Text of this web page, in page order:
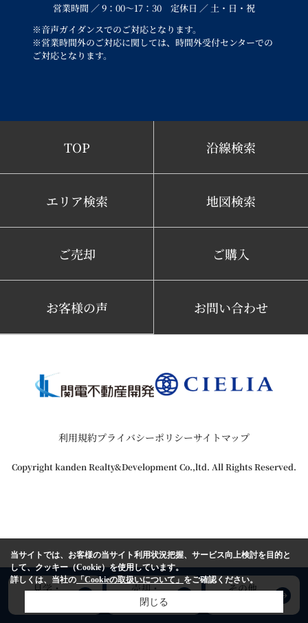
営業時間 ／ 9：00～17：30 定休日 ／ 土・日・祝
※音声ガイダンスでのご対応となります。
※営業時間外のご対応に関しては、時間外受付センターでの
ご対応となります。
TOP 沿線検索
エリア検索 地図検索
ご売却 ご購入
お客様の声 お問い合わせ
利用規約プライバシーポリシーサイトマップ
Copyright kanden Realty&Development Co.,ltd. All Rights Reserved.
見学・
売却・
査定希望
その他
当サイトでは、お客様の当サイト利用状況把握、サービス向上検討を目的と
して、クッキー（Cookie）を使用しています。
詳しくは、当社の 「Cookieの取扱いについて」 をご確認ください。
閉じる